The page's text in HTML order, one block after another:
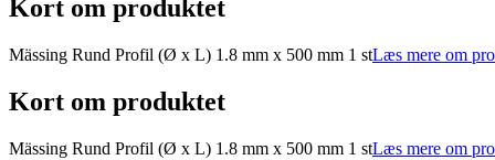
Kort om produktet
Mässing Rund Profil (Ø x L) 1.8 mm x 500 mm 1 stLæs mere om
Kort om produktet
Mässing Rund Profil (Ø x L) 1.8 mm x 500 mm 1 stLæs mere om